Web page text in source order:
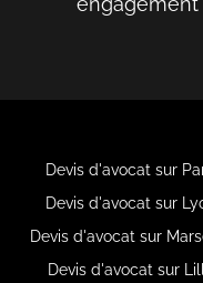
Devis d'avocat sur
Devis d'avocat sur
Devis d'avocat sur
Devis d'avocat sur